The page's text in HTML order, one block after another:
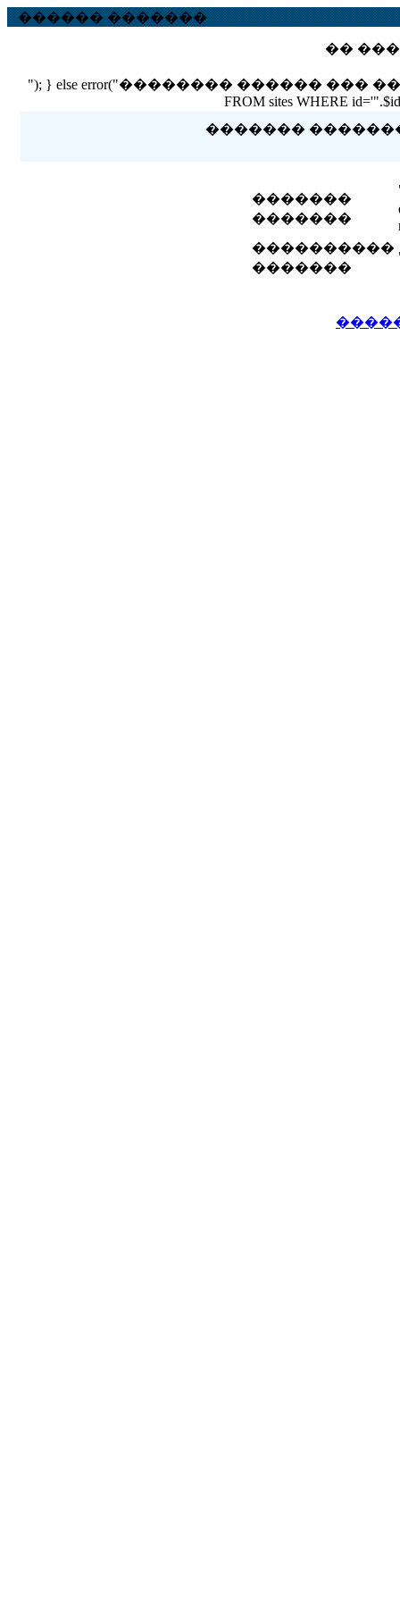
������ �������
��
"); } else error("�������� ������ ��� ������
FROM sites WHERE
�������
�������
�������
����������
�������